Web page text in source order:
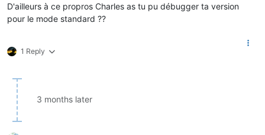
D'ailleurs à ce propros Charles as tu pu débugger ta version
pour le mode standard ??
1 Reply
3 months later